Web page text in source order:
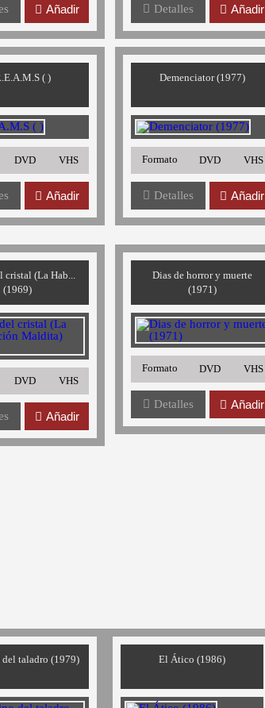
Añadir Detalles Añadir
( )
DVD VHS
Añadir
Demenciator (1977)
Formato DVD VHS
Detalles Añadir
cristal (La Hab...
(1969)
DVD VHS
Añadir
Dias de horror y muerte
(1971)
Formato DVD VHS
Detalles Añadir
del taladro (1979) El Ático (1986)